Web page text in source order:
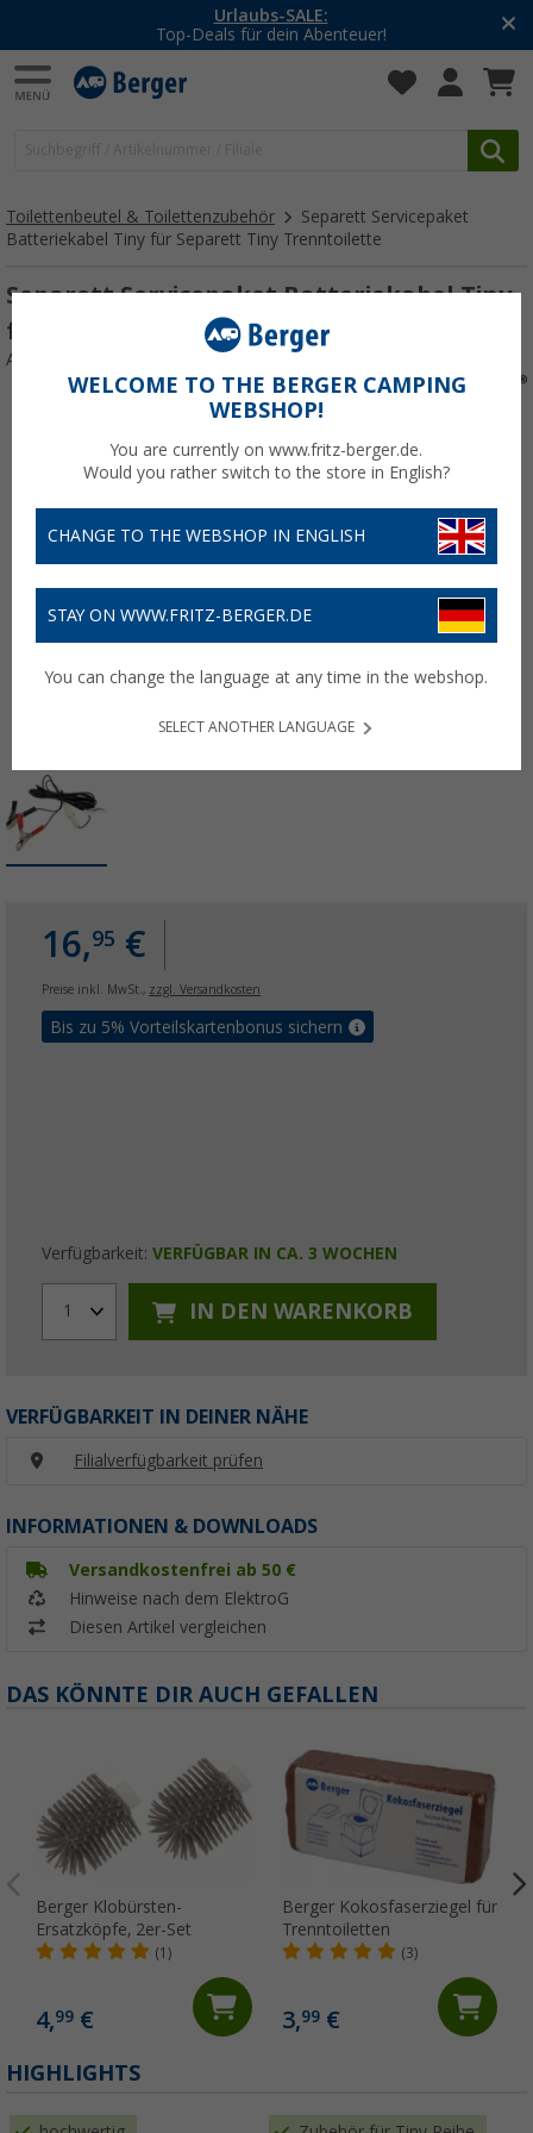
Urlaubs-SALE:
Top-Deals für dein Abenteuer!
Toilettenbeutel & Toilettenzubehör
Separett Servicepaket
Batteriekabel Tiny für Separett Tiny Trenntoilette
Separett Servicepaket Batteriekabel Tiny
für Separett Tiny Trenntoilette
Art.-Nr.: 664352
16,95 €
Preise inkl. MwSt., zzgl. Versandkosten
Bis zu 5% Vorteilskartenbonus sichern
Verfügbarkeit: VERFÜGBAR IN CA. 3 WOCHEN
1 IN DEN WARENKORB
VERFÜGBARKEIT IN DEINER NÄHE
Filialverfügbarkeit prüfen
INFORMATIONEN & DOWNLOADS
Versandkostenfrei ab 50 €
Hinweise nach dem ElektroG
Diesen Artikel vergleichen
DAS KÖNNTE DIR AUCH GEFALLEN
Berger Klobürsten-
Ersatzköpfe, 2er-Set
(1)
4,99 €
Berger Kokosfaserziegel für
Trenntoiletten
(3)
3,99€
HIGHLIGHTS
WELCOME TO THE BERGER CAMPING
WEBSHOP!
You are currently on www.fritz-berger.de.
Would you rather switch to the store in English?
CHANGE TO THE WEBSHOP IN ENGLISH
STAY ON WWW.FRITZ-BERGER.DE
You can change the language at any time in the webshop.
SELECT ANOTHER LANGUAGE